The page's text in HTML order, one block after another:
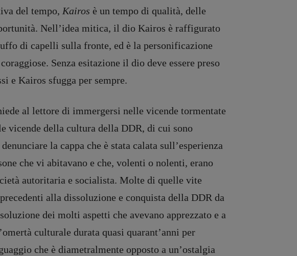
del tempo, Kairos è un tempo di qualità, delle
Nell’idea mitica, il dio Kairos è raffigurato
di capelli sulla fronte, ed è la personificazione
Senza esitazione il dio deve essere preso
e Kairos sfugga per sempre.
al lettore di immergersi nelle vicende tormentate
vicende della cultura della DDR, di cui sono
la cappa che è stata calata sull’esperienza
che vi abitavano e che, volenti o nolenti, erano
autoritaria e socialista. Molte di quelle vite
alla dissoluzione e conquista della DDR da
dei molti aspetti che avevano apprezzato e a
culturale durata quasi quarant’anni per
che è diametralmente opposto a un’ostalgia